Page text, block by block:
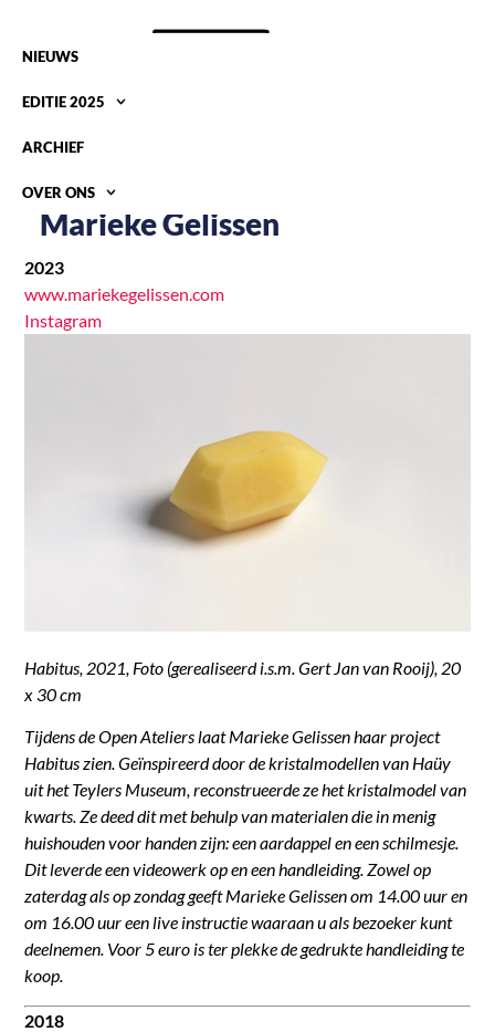
NIEUWS
EDITIE 2025
ARCHIEF
OVER ONS
Marieke Gelissen
2023
www.mariekegelissen.com
Instagram
Habitus, 2021, Foto (gerealiseerd i.s.m. Gert Jan van Rooij), 20
x 30 cm
Tijdens de Open Ateliers laat Marieke Gelissen haar project
Habitus zien. Geïnspireerd door de kristalmodellen van Haüy
uit het Teylers Museum, reconstrueerde ze het kristalmodel van
kwarts. Ze deed dit met behulp van materialen die in menig
huishouden voor handen zijn: een aardappel en een schilmesje.
Dit leverde een videowerk op en een handleiding. Zowel op
zaterdag als op zondag geeft Marieke Gelissen om 14.00 uur en
om 16.00 uur een live instructie waaraan u als bezoeker kunt
deelnemen. Voor 5 euro is ter plekke de gedrukte handleiding te
koop.
2018